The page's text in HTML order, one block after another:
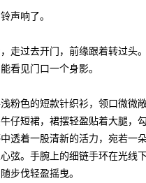
声响了。
走过去开门，前缘跟着转过头
看见门口一个身影。
粉色的短款针织衫，领口微微
牛仔短裙，裙摆轻盈贴着大腿，
透着一股清新的活力，宛若一
弦。手腕上的细链手环在光线
步伐轻盈摇曳。